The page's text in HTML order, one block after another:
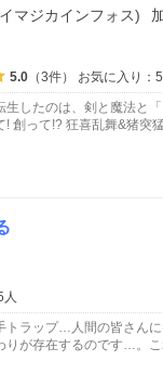
マジカインフォス)
5.0 （3件）
お気に入り：
生したのは、剣と魔法と
創って!? 狂喜乱舞&猪突
トラップ…人間の皆さん
りが存在するのです…。